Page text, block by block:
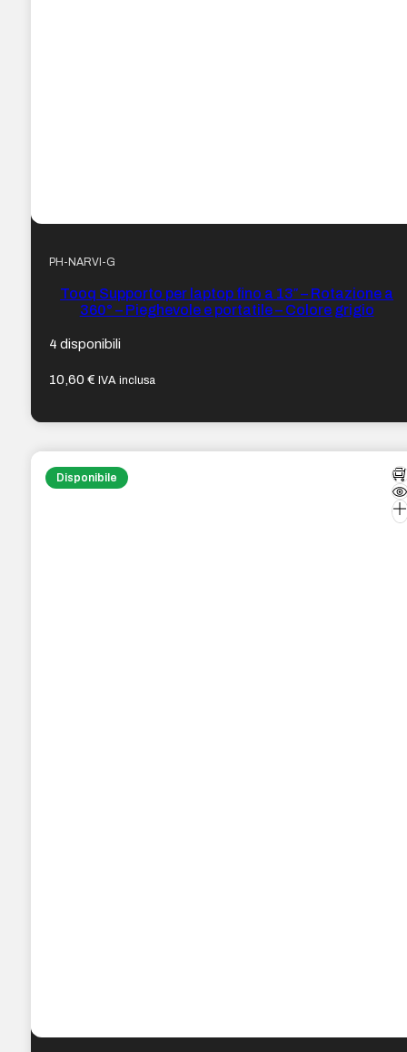
PH-NARVI-G
Tooq Supporto per laptop fino a 13″ – Rotazione a
360° – Pieghevole e portatile – Colore grigio
4 disponibili
10,60€ IVA inclusa
Disponibile